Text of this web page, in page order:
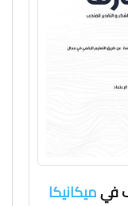
فيميكانيكا